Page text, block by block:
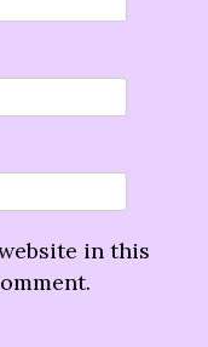
in this